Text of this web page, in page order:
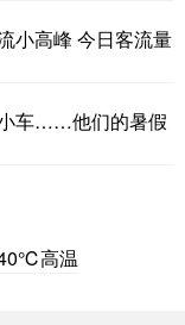
小高峰 今日客流量
车……他们的暑假
高温